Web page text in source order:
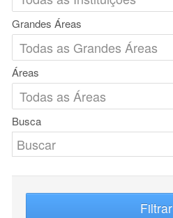
Grandes Áreas
Áreas
Busca
Filtrar